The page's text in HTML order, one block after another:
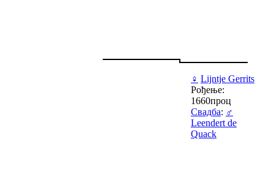
♀ Lijntje Gerrits
Рођење:
1660проц
Свадба: ♂
Leendert de
Quack